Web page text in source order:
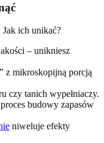
Jak ich unikać?
– unikniesz
z mikroskopijną porcją
czy tanich wypełniaczy.
budowy zapasów
niweluje efekty